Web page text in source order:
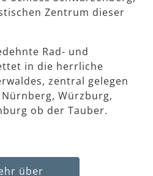
Zentrum dieser
Rad- und
in die herrliche
zentral gelegen
Würzburg,
ob der Tauber.
über